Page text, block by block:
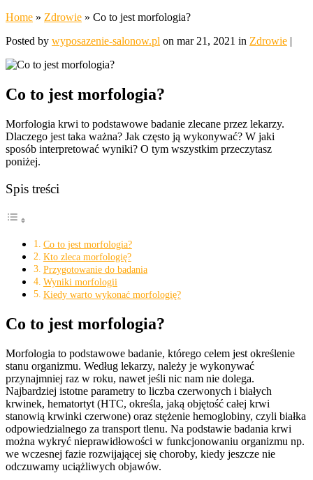
Home » Zdrowie » Co to jest morfologia?
Posted by wyposazenie-salonow.pl on mar 21, 2021 in Zdrowie |
Co to jest morfologia?
Morfologia krwi to podstawowe badanie zlecane przez lekarzy.
Dlaczego jest taka ważna? Jak często ją wykonywać? W jaki
sposób interpretować wyniki? O tym wszystkim przeczytasz
poniżej.
Spis treści
Co to jest morfologia?
Kto zleca morfologię?
Przygotowanie do badania
Wyniki morfologii
Kiedy warto wykonać morfologię?
Co to jest morfologia?
Morfologia to podstawowe badanie, którego celem jest określenie
stanu organizmu. Według lekarzy, należy je wykonywać
przynajmniej raz w roku, nawet jeśli nic nam nie dolega.
Najbardziej istotne parametry to liczba czerwonych i białych
krwinek, hematortyt (HTC, określa, jaką objętość całej krwi
stanowią krwinki czerwone) oraz stężenie hemoglobiny, czyli białka
odpowiedzialnego za transport tlenu. Na podstawie badania krwi
można wykryć nieprawidłowości w funkcjonowaniu organizmu np.
we wczesnej fazie rozwijającej się choroby, kiedy jeszcze nie
odczuwamy uciążliwych objawów.